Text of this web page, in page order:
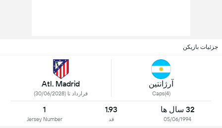
جزئیات بازیکن
آرژانتین
Caps(4)
Atl. Madrid
قرارداد تا (30/06/2028)
32 سال ها
05/06/1994
1.93
قد
1
Jersey Number